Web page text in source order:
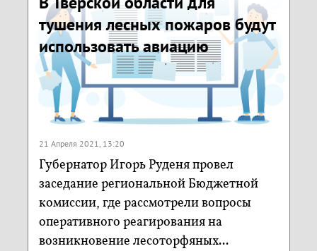
тушения лесных пожаров будут
использовать авиацию
21 Апреля 2021, 13:20
Губернатор Игорь Руденя провел
заседание региональной Бюджетной
комиссии, где рассмотрели вопросы
оперативного реагирования на
возникновение лесоторфяных...